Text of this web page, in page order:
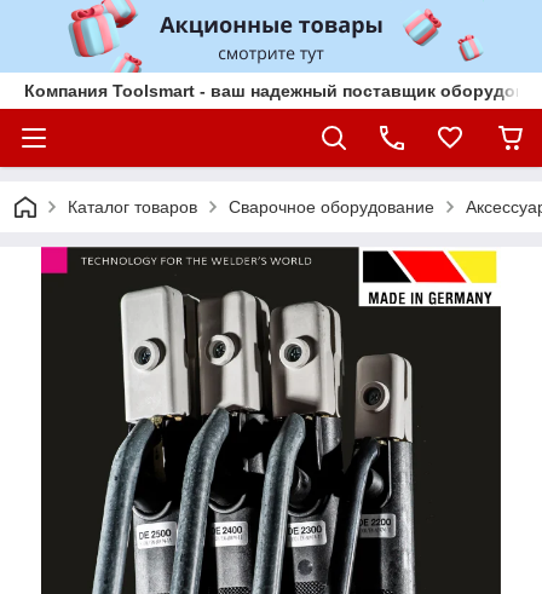
Компания Toolsmart - ваш надежный поставщик
Каталог товаров Сварочное оборудование